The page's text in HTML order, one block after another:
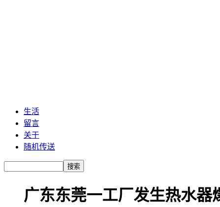
生活
留言
关于
随机传送
广东东莞一工厂发生热水